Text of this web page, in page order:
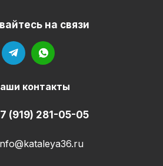
на связи
контакты
(919) 281-05-05